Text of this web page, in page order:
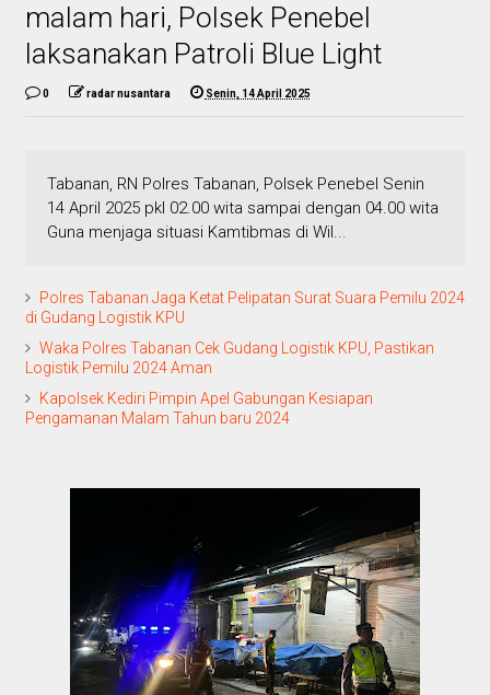
malam hari, Polsek Penebel
laksanakan Patroli Blue Light
0 radar nusantara Senin, 14 April 2025
Tabanan, RN Polres Tabanan, Polsek Penebel Senin
14 April 2025 pkl 02.00 wita sampai dengan 04.00 wita
Guna menjaga situasi Kamtibmas di Wil...
Polres Tabanan Jaga Ketat Pelipatan Surat Suara Pemilu 2024
di Gudang Logistik KPU
Waka Polres Tabanan Cek Gudang Logistik KPU, Pastikan
Logistik Pemilu 2024 Aman
Kapolsek Kediri Pimpin Apel Gabungan Kesiapan
Pengamanan Malam Tahun baru 2024